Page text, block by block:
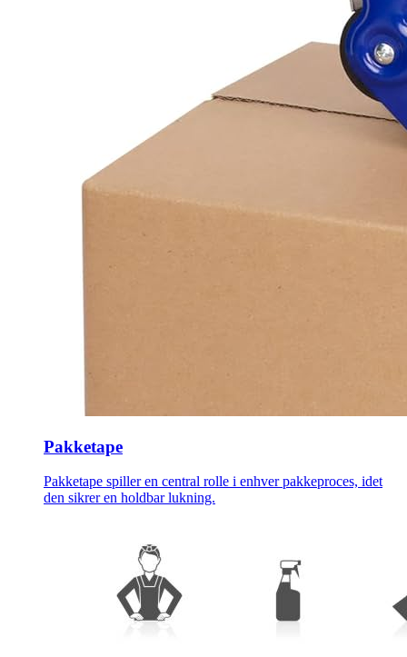
Pakketape
Pakketape spiller en central rolle i enhver pakkeproces, idet
den sikrer en holdbar lukning.